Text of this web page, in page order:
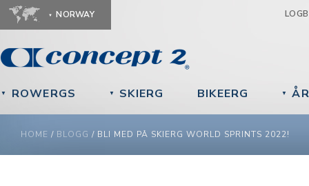
NORWAY
▼ ROWERGS ▼ SKIERG BIKEERG ▼
YOU ARE HERE
HOME / BLOGG / BLI MED PÅ SKIERG WORLD SPRINTS 2022!